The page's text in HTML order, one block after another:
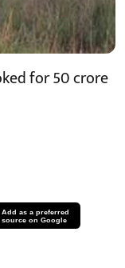
for 50 crore
Add as a preferred
source on Google